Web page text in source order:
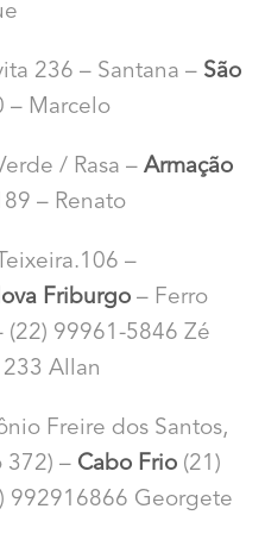
236 – Santana – São
– Marcelo
/ Rasa – Armação
– Renato
–
Friburgo– Ferro
(22) 99961-5846 Zé
Allan
Freire dos Santos,
372) – Cabo Frio(21)
992916866 Georgete